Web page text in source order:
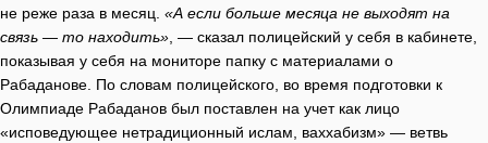
не реже раза в месяц. «А если больше месяца не выходят на
связь — то находить» , — сказал полицейский у себя в кабинете,
показывая у себя на мониторе папку с материалами о
Рабаданове. По словам полицейского, во время подготовки к
Олимпиаде Рабаданов был поставлен на учет как лицо
«исповедующее нетрадиционный ислам, ваххабизм» — ветвь